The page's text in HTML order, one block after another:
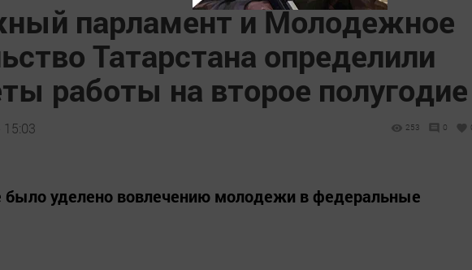
парламент и Молодежное
Татарстана определили
работы на второе полугодие
253 0
было уделено вовлечению молодежи в федеральные